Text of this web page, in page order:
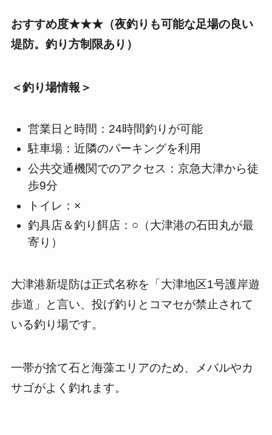
おすすめ度★★★（夜釣りも可能な足場の良い
堤防。釣り方制限あり）
＜釣り場情報＞
営業日と時間：24時間釣りが可能
駐車場：近隣のパーキングを利用
公共交通機関でのアクセス：京急大津から徒
歩9分
トイレ：×
釣具店＆釣り餌店：○（大津港の石田丸が最
寄り）
大津港新堤防は正式名称を「大津地区1号護岸遊
歩道」と言い、投げ釣りとコマセが禁止されて
いる釣り場です。
一帯が捨て石と海藻エリアのため、メバルやカ
サゴがよく釣れます。